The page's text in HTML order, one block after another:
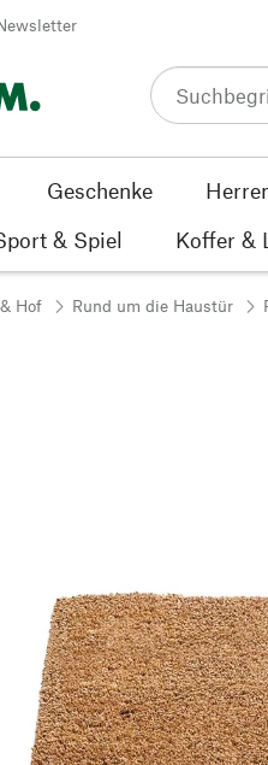
Geschenke
& Spiel
Koffer &
Hof Rund um die Haustür